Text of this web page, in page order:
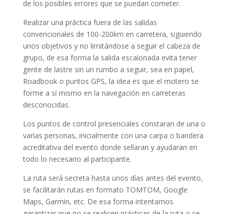
de los posibles errores que se puedan cometer.
Realizar una práctica fuera de las salidas
convencionales de 100-200km en carretera, siguiendo
unos objetivos y no limitándose a seguir el cabeza de
grupo, de esa forma la salida escalonada evita tener
gente de lastre sin un rumbo a seguir, sea en papel,
Roadbook o puntos GPS, la idea es que el motero se
forme a sí mismo en la navegación en carreteras
desconocidas.
Los puntos de control presenciales constaran de una o
varias personas, inicialmente con una carpa o bandera
acreditativa del evento donde sellaran y ayudaran en
todo lo necesario al participante.
La ruta será secreta hasta unos días antes del evento,
se facilitarán rutas en formato TOMTOM, Google
Maps, Garmin, etc. De esa forma intentamos